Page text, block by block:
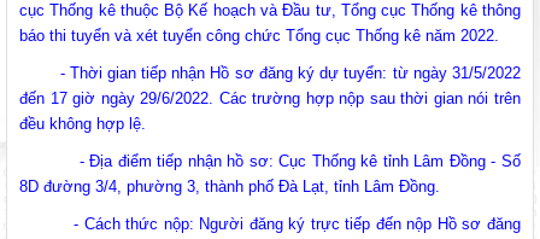
cục Thống kê thuộc Bộ Kế hoạch và Đầu tư, Tổng cục Thống kê thông
báo thi tuyển và xét tuyển công chức Tổng cục Thống kê năm 2022.
- Thời gian tiếp nhận Hồ sơ đăng ký dự tuyển: từ ngày 31/5/2022
đến 17 giờ ngày 29/6/2022. Các trường hợp nộp sau thời gian nói trên
đều không hợp lệ.
- Địa điểm tiếp nhận hồ sơ: Cục Thống kê tỉnh Lâm Đồng - Số
8D đường 3/4, phường 3, thành phố Đà Lạt, tỉnh Lâm Đồng.
- Cách thức nộp: Người đăng ký trực tiếp đến nộp Hồ sơ đăng